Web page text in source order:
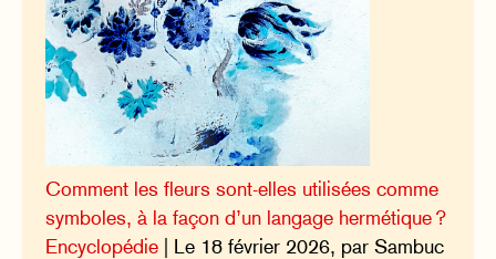
Comment les fleurs sont-elles utilisées comme
symboles, à la façon d’un langage hermétique ?
Encyclopédie | Le 18 février 2026, par Sambuc